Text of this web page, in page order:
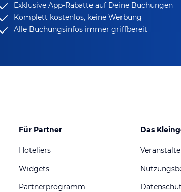
Exklusive App-Rabatteauf Deine Buchungen
Komplett kostenlos, keine Werbung
Alle Buchungsinfos immer griffbereit
Für Partner
Hoteliers
Widgets
Partnerprogramm
Das